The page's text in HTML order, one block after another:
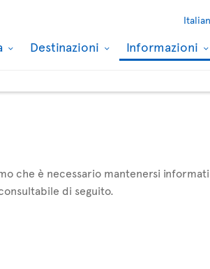
Destinazioni Informazioni
che è necessario mantenersi
di seguito.